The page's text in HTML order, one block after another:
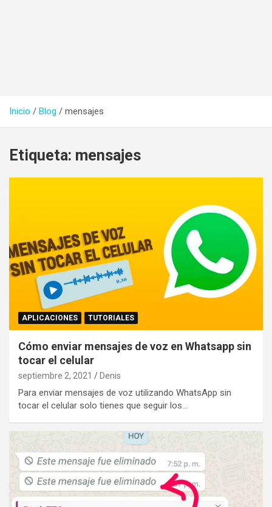
Inicio Blog mensajes
Etiqueta: mensajes
APLICACIONES TUTORIALES
Cómo enviar mensajes de voz en Whatsapp sin
tocar el celular
septiembre 2, 2021 Denis
Para enviar mensajes de voz utilizando WhatsApp sin
tocar el celular solo tienes que seguir los…